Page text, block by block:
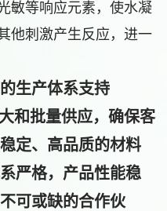
敏等响应元素，使水凝
他刺激产生反应，进一
生产体系支持
和批量供应，确保客
定、高品质的材料
严格，产品性能稳
可或缺的合作伙